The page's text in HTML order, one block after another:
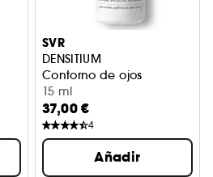
SVR
DENSITIUM
Contorno de ojos
15 ml
37,00 €
4
Añadir